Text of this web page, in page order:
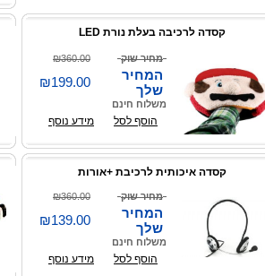
קסדה לרכיבה בעלת נורת LED
₪360.00 מחיר שוק
₪199.00
המחיר
שלך
משלוח חינם
מידע נוסף הוסף לסל
קסדה איכותית לרכיבת +אורות
₪360.00 מחיר שוק
₪139.00
המחיר
שלך
משלוח חינם
מידע נוסף הוסף לסל